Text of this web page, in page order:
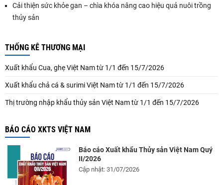
Cải thiện sức khỏe gan – chìa khóa nâng cao hiệu quả nuôi trồng
thủy sản
THỐNG KÊ THƯƠNG MẠI
Xuất khẩu Cua, ghẹ Việt Nam từ 1/1 đến 15/7/2026
Xuất khẩu chả cá & surimi Việt Nam từ 1/1 đến 15/7/2026
Thị trường nhập khẩu thủy sản Việt Nam từ 1/1 đến 15/7/2026
BÁO CÁO XKTS VIỆT NAM
Báo cáo Xuất khẩu Thủy sản Việt Nam Quý
II/2026
Cập nhật: 31/07/2026